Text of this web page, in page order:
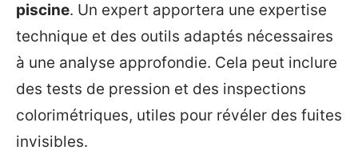
piscine. Un expert apportera une expertise
technique et des outils adaptés nécessaires
à une analyse approfondie. Cela peut inclure
des tests de pression et des inspections
colorimétriques, utiles pour révéler des fuites
invisibles.